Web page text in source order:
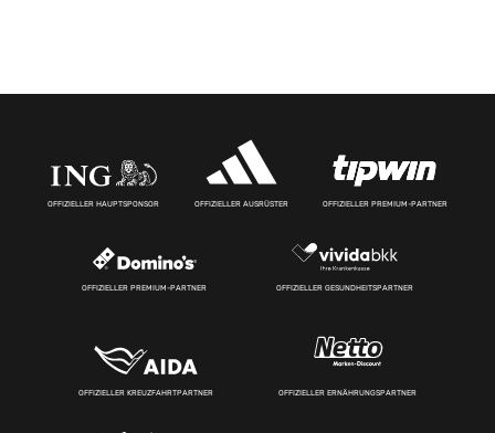
OFFIZIELLER HAUPTSPONSOR OFFIZIELLER AUSRÜSTER OFFIZIELLER PREMIUM-PARTNER
OFFIZIELLER PREMIUM-PARTNER OFFIZIELLER GESUNDHEITSPARTNER
OFFIZIELLER KREUZFAHRTPARTNER OFFIZIELLER ERNÄHRUNGSPARTNER